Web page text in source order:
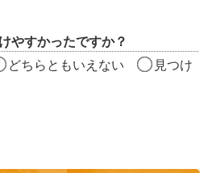
やすかったですか？
どちらともいえない
見つけ